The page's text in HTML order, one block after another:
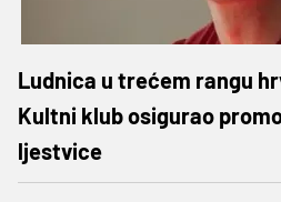
Ludnica u trećem rangu
Kultni klub osigurao
ljestvice